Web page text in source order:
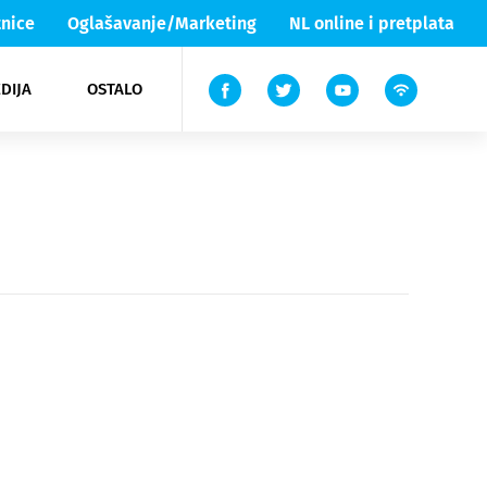
Oglašavanje/Marketing NL online i pretplata
OSTALO
Lika & Senj
TV